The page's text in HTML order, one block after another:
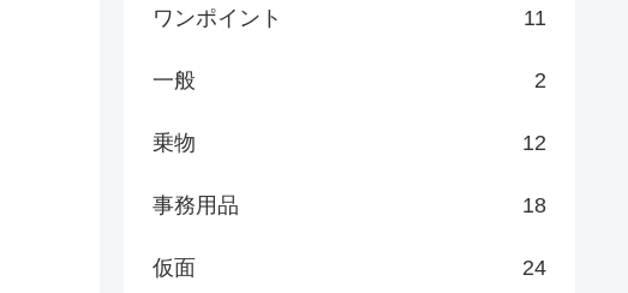
ワンポイント 11
一般 2
乗物 12
事務用品 18
仮面 24